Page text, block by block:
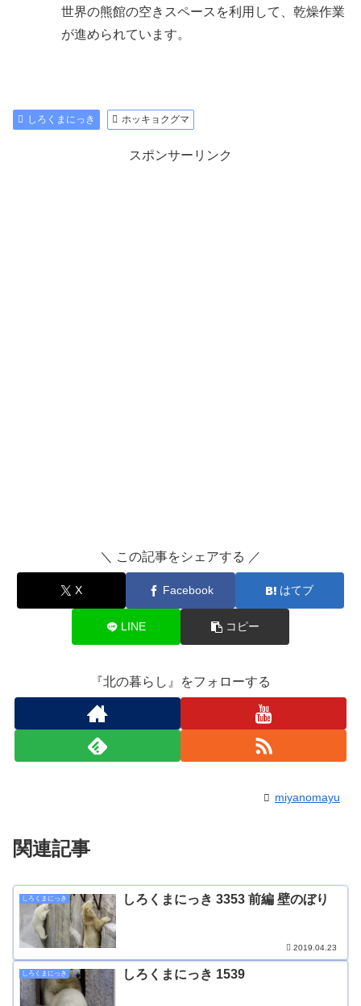
世界の熊館の空きスペースを利用して、乾燥作業
が進められています。
しろくまにっき ホッキョクグマ
スポンサーリンク
＼ この記事をシェアする ／
X Facebook はてブ
LINE コピー
『北の暮らし』をフォローする
miyanomayu
関連記事
しろくまにっき しろくまにっき 3353 前編 壁のぼり
2019.04.23
しろくまにっき しろくまにっき 1539